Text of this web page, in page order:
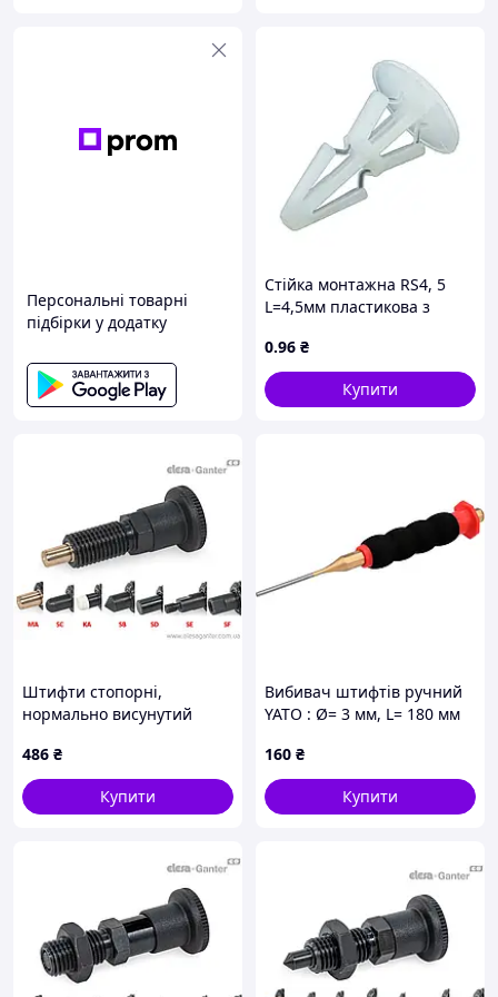
Персональні товарні
підбірки у додатку
Стійка монтажна RS4, 5
L=4,5мм пластикова з
0.96 ₴
Купити
Штифти стопорні,
нормально висунутий
наконечники GN 81700-5-
8-B-SC-ST
486 ₴
Купити
Вибивач штифтів ручний
YATO : Ø= 3 мм, L= 180 мм
160 ₴
Купити